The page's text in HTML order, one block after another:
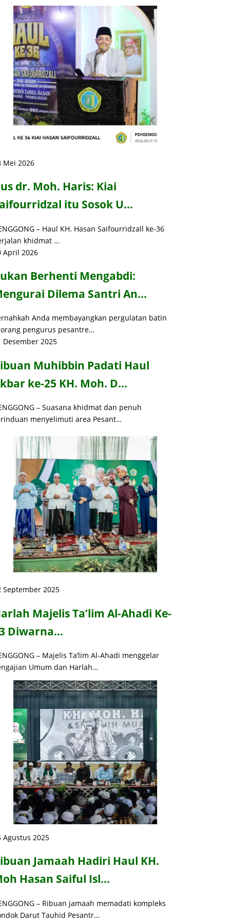
Mei 2026
dr. Moh. Haris: Kiai
itu Sosok U…
– Haul KH. Hasan Saifourridzall ke-36
khidmat …
April 2026
Berhenti Mengabdi:
Dilema Santri An…
Anda membayangkan pergulatan batin
pengurus pesantre…
Desember 2025
Muhibbin Padati Haul
ke-25 KH. Moh. D…
– Suasana khidmat dan penuh
menyelimuti area Pesant…
September 2025
Majelis Ta’lim Al-Ahadi Ke-
Diwarna…
– Majelis Ta’lim Al-Ahadi menggelar
Umum dan Harlah…
Agustus 2025
Jamaah Hadiri Haul KH.
Hasan Saiful Isl…
– Ribuan jamaah memadati kompleks
Darut Tauhid Pesantr…